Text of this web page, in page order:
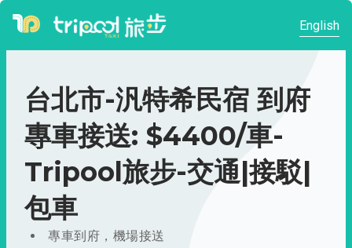
English
台北市-汎特希民宿 到府
專車接送: $4400/車-
Tripool旅步-交通|接駁|
包車
專車到府，機場接送